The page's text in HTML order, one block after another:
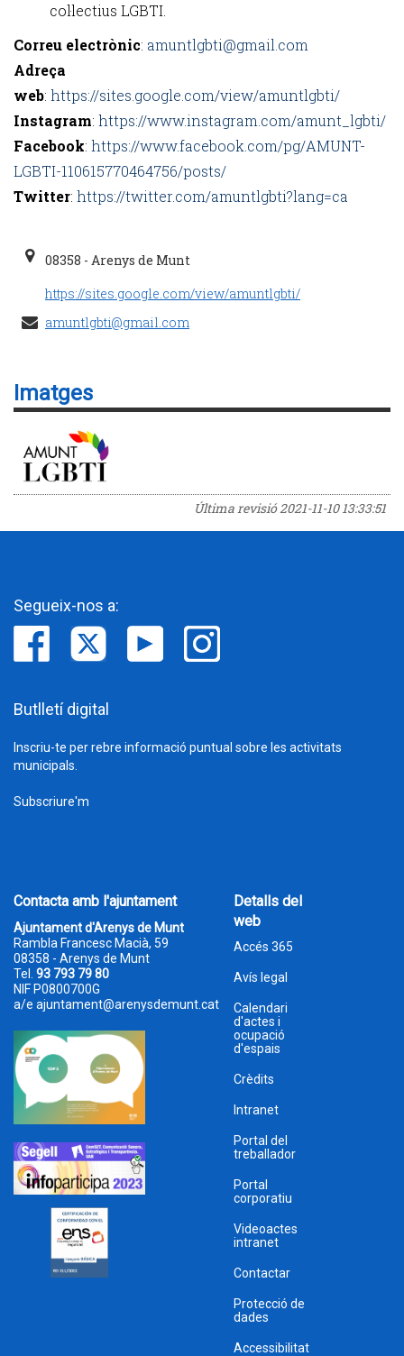
col·lectius LGBTI.
Correu electrònic: amuntlgbti@gmail.com
Adreça
web: https://sites.google.com/view/amuntlgbti/
Instagram: https://www.instagram.com/amunt_lgbti/
Facebook: https://www.facebook.com/pg/AMUNT-
LGBTI-110615770464756/posts/
Twitter: https://twitter.com/amuntlgbti?lang=ca
08358 - Arenys de Munt
https://sites.google.com/view/amuntlgbti/
amuntlgbti@gmail.com
Imatges
Última revisió2021-11-10 13:33:51
Segueix-nos a:
Butlletí digital
Inscriu-te per rebre informació puntual sobre les activitats
municipals.
Subscriure'm
Contacta amb l'ajuntament
Ajuntament d'Arenys de Munt
Rambla Francesc Macià, 59
08358 - Arenys de Munt
Tel. 93 793 79 80
NIF P0800700G
a/e ajuntament@arenysdemunt.cat
Detalls del
web
Accés 365
Avís legal
Calendari
d'actes i
ocupació
d'espais
Crèdits
Intranet
Portal del
treballador
Portal
corporatiu
Videoactes
intranet
Contactar
Protecció de
dades
Accessibilitat